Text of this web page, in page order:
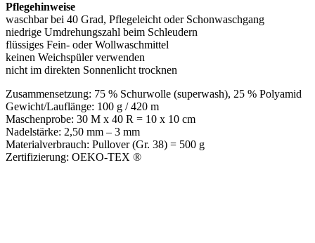
Pflegehinweise
waschbar bei 40 Grad, Pflegeleicht oder Schonwaschgang
niedrige Umdrehungszahl beim Schleudern
flüssiges Fein- oder Wollwaschmittel
keinen Weichspüler verwenden
nicht im direkten Sonnenlicht trocknen
Zusammensetzung: 75 % Schurwolle (superwash), 25 % Polyamid
Gewicht/Lauflänge: 100 g / 420 m
Maschenprobe: 30 M x 40 R = 10 x 10 cm
Nadelstärke: 2,50 mm – 3 mm
Materialverbrauch: Pullover (Gr. 38) = 500 g
Zertifizierung: OEKO-TEX ®